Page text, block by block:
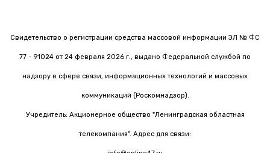
Свидетельство о регистрации средства массовой информации ЭЛ № ФС
77 - 91024 от 24 февраля 2026 г., выдано Федеральной службой по
надзору в сфере связи, информационных технологий и массовых
коммуникаций (Роскомнадзор).
Учредитель: Акционерное общество "Ленинградская областная
телекомпания". Адрес для связи: